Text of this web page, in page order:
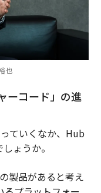
也
ーコード」の進
ていくなか、Hub
ょうか。
製品があると考え